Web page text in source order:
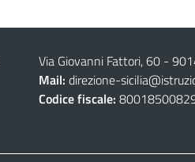
Via Giovanni Fattori, 60 -
Mail: direzione-
Codice fiscale: